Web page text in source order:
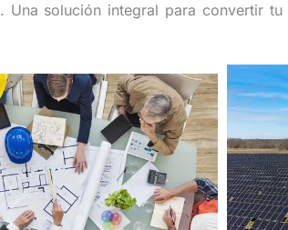
solución integral para convertir